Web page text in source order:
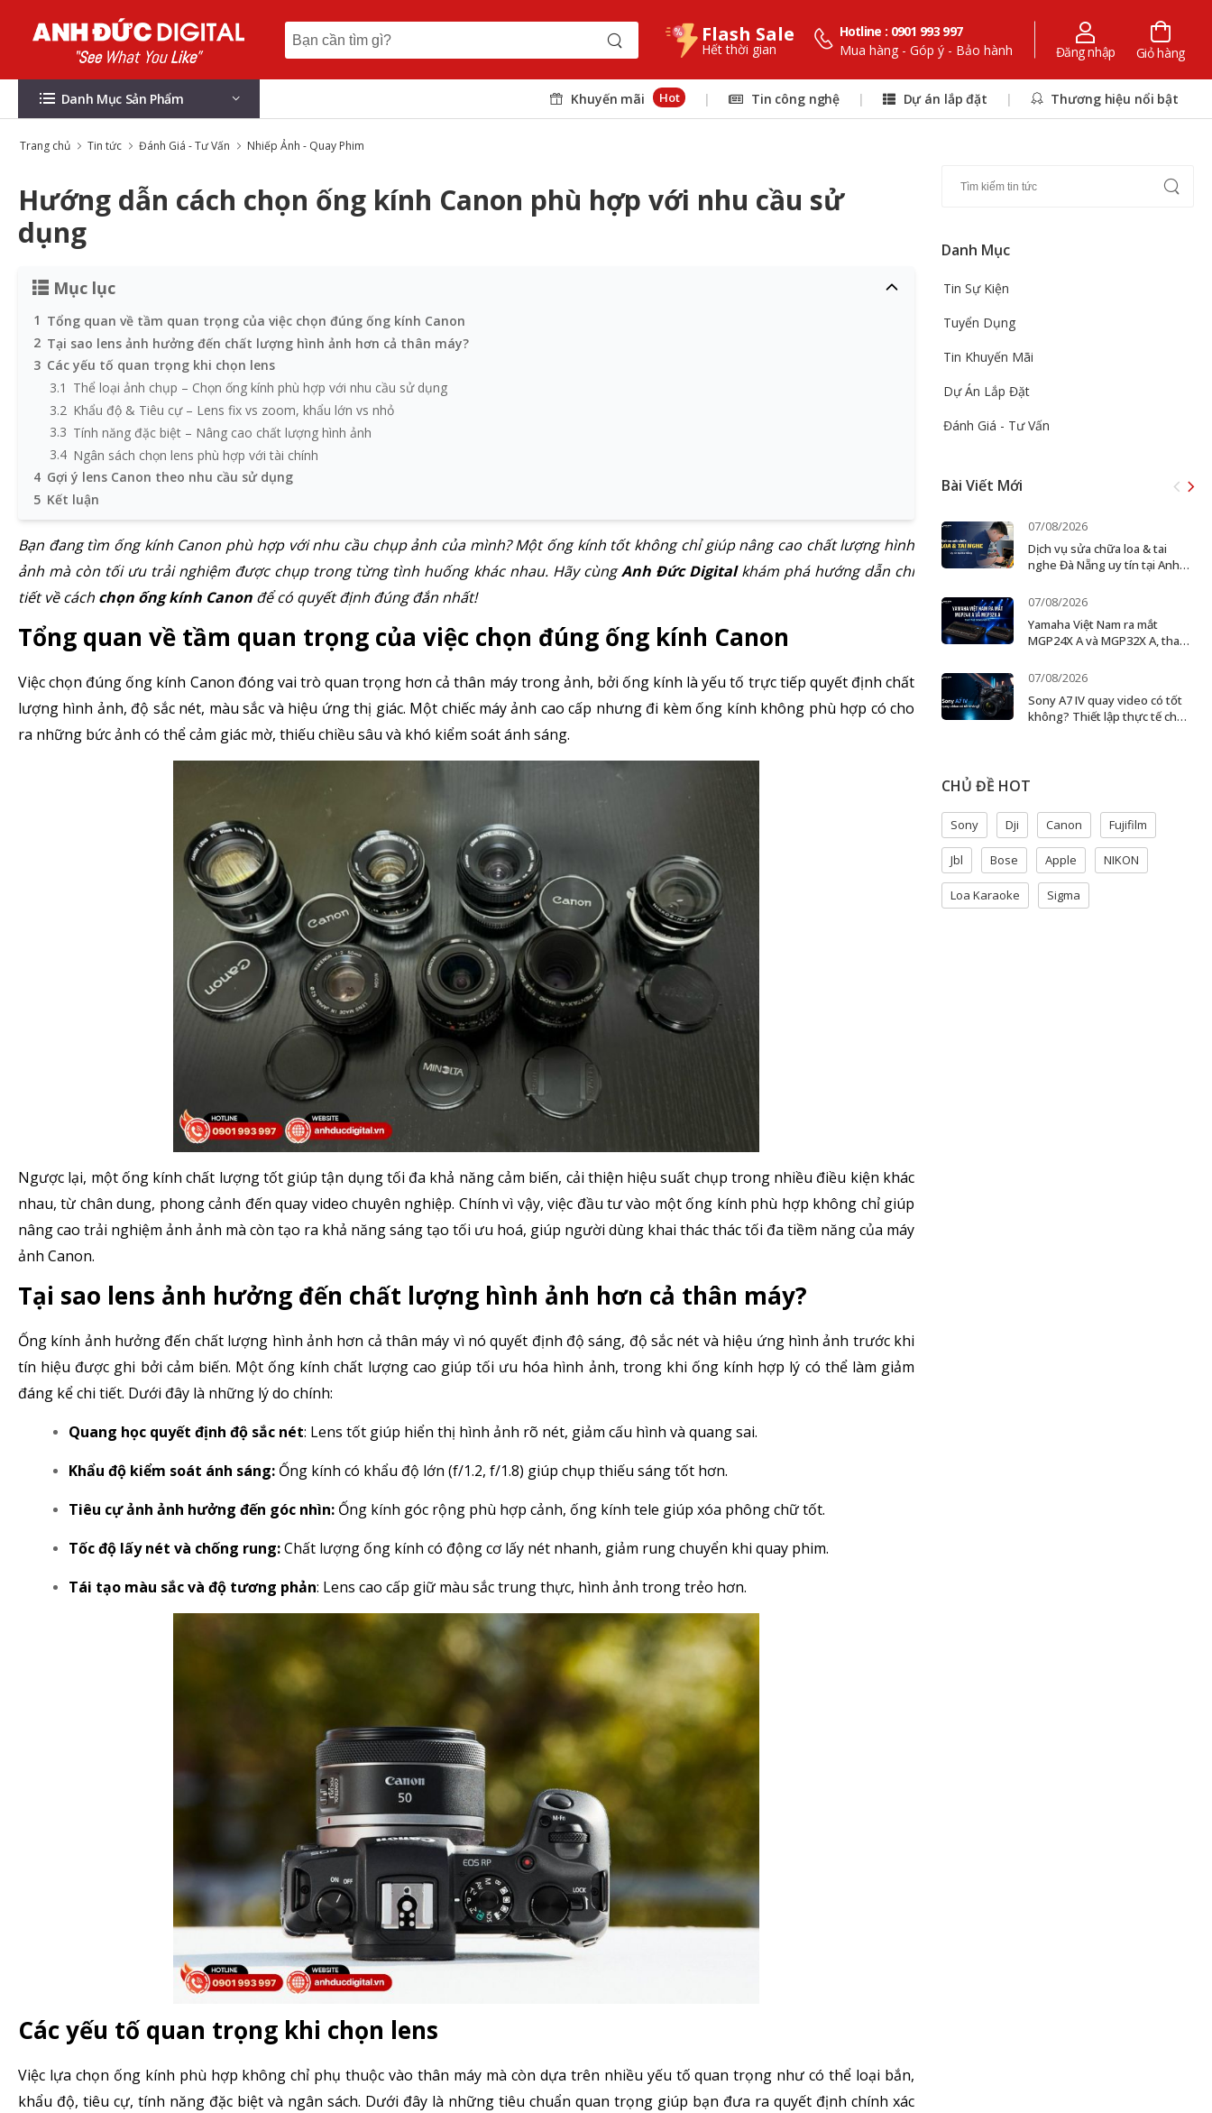
Flash Sale
Hết thời gian
Hotline : 0901 993 997
Mua hàng - Góp ý - Bảo hành
Đăng nhập Giỏ hàng
Danh Mục Sản Phẩm Khuyến mãi Hot | Tin công nghệ | Dự án lắp đặt | Thương hiệu nổi bật
Trang chủ Tin tức Đánh Giá - Tư Vấn Nhiếp Ảnh - Quay Phim
Hướng dẫn cách chọn ống kính Canon phù hợp với nhu cầu sử
dụng
Mục lục
1 Tổng quan về tầm quan trọng của việc chọn đúng ống kính Canon
2 Tại sao lens ảnh hưởng đến chất lượng hình ảnh hơn cả thân máy?
3 Các yếu tố quan trọng khi chọn lens
3.1 Thể loại ảnh chụp – Chọn ống kính phù hợp với nhu cầu sử dụng
3.2 Khẩu độ & Tiêu cự – Lens fix vs zoom, khẩu lớn vs nhỏ
3.3 Tính năng đặc biệt – Nâng cao chất lượng hình ảnh
3.4 Ngân sách chọn lens phù hợp với tài chính
4 Gợi ý lens Canon theo nhu cầu sử dụng
5 Kết luận
Bạn đang tìm ống kính Canon phù hợp với nhu cầu chụp ảnh của mình? Một ống kính tốt không chỉ giúp nâng cao chất lượng hình
ảnh mà còn tối ưu trải nghiệm được chụp trong từng tình huống khác nhau. Hãy cùngAnh Đức Digitalkhám phá hướng dẫn chi
tiết về cách chọn ống kính Canon để có quyết định đúng đắn nhất!
Tổng quan về tầm quan trọng của việc chọn đúng ống kính Canon
Việc chọn đúng ống kính Canon đóng vai trò quan trọng hơn cả thân máy trong ảnh, bởi ống kính là yếu tố trực tiếp quyết định chất
lượng hình ảnh, độ sắc nét, màu sắc và hiệu ứng thị giác. Một chiếc máy ảnh cao cấp nhưng đi kèm ống kính không phù hợp có cho
ra những bức ảnh có thể cảm giác mờ, thiếu chiều sâu và khó kiểm soát ánh sáng.
Ngược lại, một ống kính chất lượng tốt giúp tận dụng tối đa khả năng cảm biến, cải thiện hiệu suất chụp trong nhiều điều kiện khác
nhau, từ chân dung, phong cảnh đến quay video chuyên nghiệp. Chính vì vậy, việc đầu tư vào một ống kính phù hợp không chỉ giúp
nâng cao trải nghiệm ảnh ảnh mà còn tạo ra khả năng sáng tạo tối ưu hoá, giúp người dùng khai thác thác tối đa tiềm năng của máy
ảnh Canon.
Tại sao lens ảnh hưởng đến chất lượng hình ảnh hơn cả thân máy?
Ống kính ảnh hưởng đến chất lượng hình ảnh hơn cả thân máy vì nó quyết định độ sáng, độ sắc nét và hiệu ứng hình ảnh trước khi
tín hiệu được ghi bởi cảm biến. Một ống kính chất lượng cao giúp tối ưu hóa hình ảnh, trong khi ống kính hợp lý có thể làm giảm
đáng kể chi tiết. Dưới đây là những lý do chính:
Quang học quyết định độ sắc nét: Lens tốt giúp hiển thị hình ảnh rõ nét, giảm cấu hình và quang sai.
Khẩu độ kiểm soát ánh sáng: Ống kính có khẩu độ lớn (f/1.2, f/1.8) giúp chụp thiếu sáng tốt hơn.
Tiêu cự ảnh ảnh hưởng đến góc nhìn: Ống kính góc rộng phù hợp cảnh, ống kính tele giúp xóa phông chữ tốt.
Tốc độ lấy nét và chống rung:Chất lượng ống kính có động cơ lấy nét nhanh, giảm rung chuyển khi quay phim.
Tái tạo màu sắc và độ tương phản: Lens cao cấp giữ màu sắc trung thực, hình ảnh trong trẻo hơn.
Các yếu tố quan trọng khi chọn lens
Việc lựa chọn ống kính phù hợp không chỉ phụ thuộc vào thân máy mà còn dựa trên nhiều yếu tố quan trọng như có thể loại bắn,
khẩu độ, tiêu cự, tính năng đặc biệt và ngân sách. Dưới đây là những tiêu chuẩn quan trọng giúp bạn đưa ra quyết định chính xác
Danh Mục
Tin Sự Kiện
Tuyển Dụng
Tin Khuyến Mãi
Dự Án Lắp Đặt
Đánh Giá - Tư Vấn
Bài Viết Mới
07/08/2026
Dịch vụ sửa chữa loa & tai
nghe Đà Nẵng uy tín tại Anh
07/08/2026
Yamaha Việt Nam ra mắt
MGP24X A và MGP32X A, thay
07/08/2026
Sony A7 IV quay video có tốt
không? Thiết lập thực tế cho
CHỦ ĐỀ HOT
Sony Dji Canon Fujifilm
Jbl Bose Apple NIKON
Loa Karaoke Sigma